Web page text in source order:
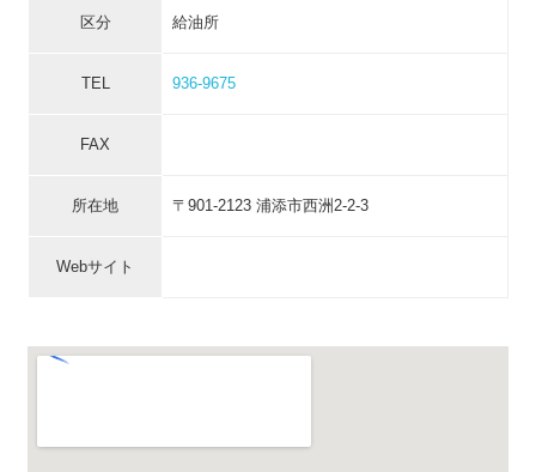
区分 給油所
TEL 936-9675
FAX
所在地 〒901-2123 浦添市西洲2-2-3
Webサイト